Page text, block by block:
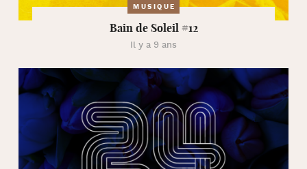
MUSIQUE
Bain de Soleil #12
Il y a 9 ans